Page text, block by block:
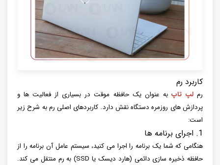
کاربرد رم
رملپ تاپ به عنوان یک حافظه موقت در بسیاری از فعالیت ها و
پردازش های روزمره دستگاه نقش دارد. کاربردهای اصلی رم به شرح زیر
است:
1. اجرای برنامه ها
هنگامی که شما یک برنامه را اجرا می کنید، سیستم عامل آن برنامه را از
حافظه ذخیره سازی دائمی (هارد دیسک یا SSD) به رم منتقل می کند.